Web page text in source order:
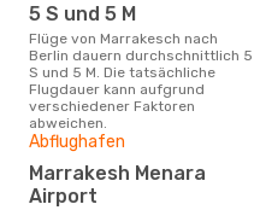
5 S und 5 M
Flüge von Marrakesch nach
Berlin dauern durchschnittlich 5
S und 5 M. Die tatsächliche
Flugdauer kann aufgrund
verschiedener Faktoren
abweichen.
Abflughafen
Marrakesh Menara
Airport